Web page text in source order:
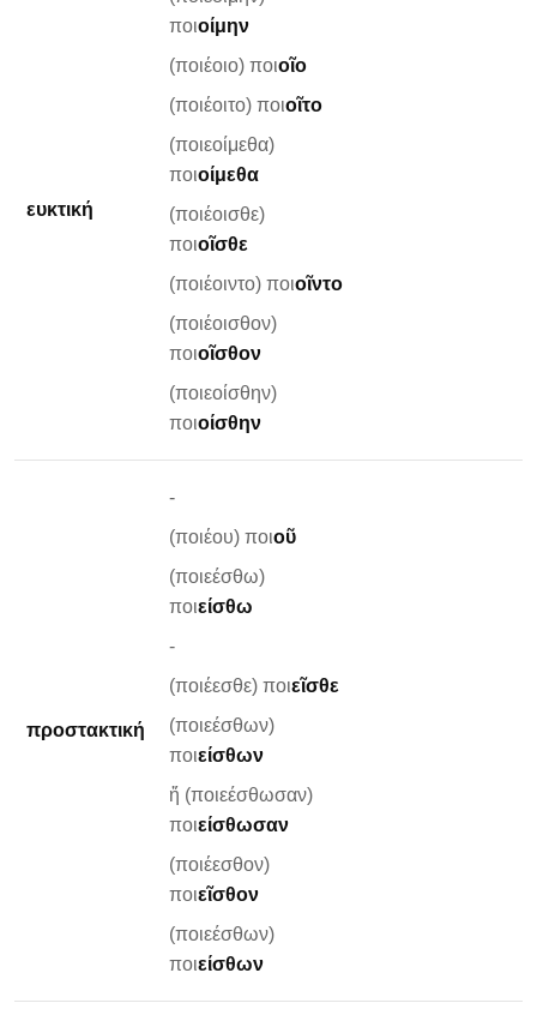
ευκτική
ποιοίμην
(ποιέοιο) ποιοῖο
(ποιέοιτο) ποιοῖτο
(ποιεοίμεθα)
ποιοίμεθα
(ποιέοισθε)
ποιοῖσθε
(ποιέοιντο) ποιοῖντο
(ποιέοισθον)
ποιοῖσθον
(ποιεοίσθην)
ποιοίσθην
προστακτική
-
(ποιέου) ποιοῦ
(ποιεέσθω)
ποιείσθω
-
(ποιέεσθε) ποιεῖσθε
(ποιεέσθων)
ποιείσθων
ἤ (ποιεέσθωσαν)
ποιείσθωσαν
(ποιέεσθον)
ποιεῖσθον
(ποιεέσθων)
ποιείσθων